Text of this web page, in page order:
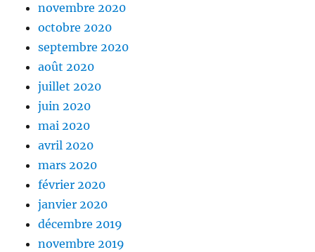
novembre 2020
octobre 2020
septembre 2020
août 2020
juillet 2020
juin 2020
mai 2020
avril 2020
mars 2020
février 2020
janvier 2020
décembre 2019
novembre 2019